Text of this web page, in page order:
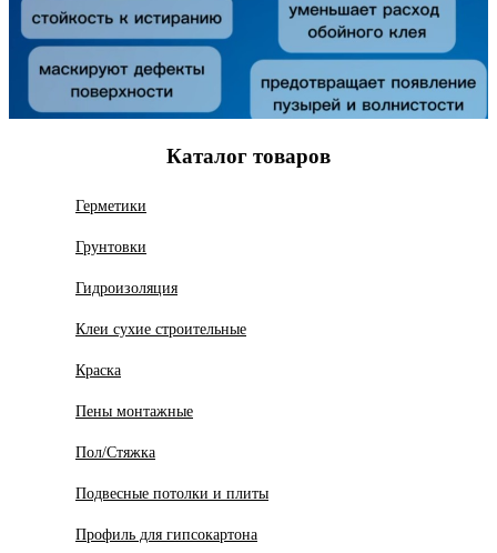
Каталог товаров
Герметики
Грунтовки
Гидроизоляция
Клеи сухие строительные
Краска
Пены монтажные
Пол/Стяжка
Подвесные потолки и плиты
Профиль для гипсокартона